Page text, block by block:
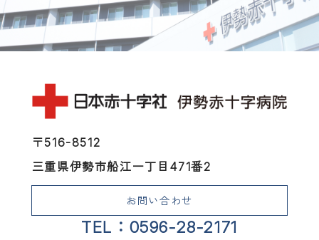
〒516-8512
三重県伊勢市船江一丁目471番2
お問い合わせ
TEL：0596-28-2171